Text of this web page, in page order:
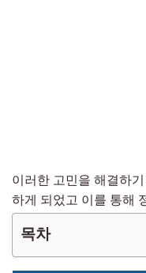
이러한 고민을 해결하
하게 되었고 이를 통해
목차